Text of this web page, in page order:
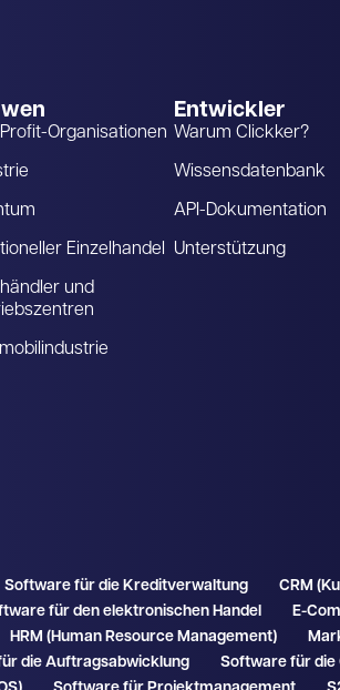
Organisationen
Einzelhandel
und
Entwickler
Warum Clickker?
Wissensdatenbank
API-Dokumentation
Unterstützung
Software für die Kreditverwaltung CRM
für den elektronischen Handel E-
HRM (Human Resource Management)
die Auftragsabwicklung Software für die